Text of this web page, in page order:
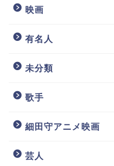
映画
有名人
未分類
歌手
細田守アニメ映画
芸人